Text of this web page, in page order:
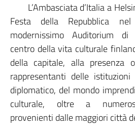
L’Ambasciata d’Italia a
Festa della Repubblica
modernissimo Auditorium di
centro della vita culturale
della capitale, alla
rappresentanti delle
diplomatico, del mondo
culturale, oltre a
provenienti dalle maggiori città